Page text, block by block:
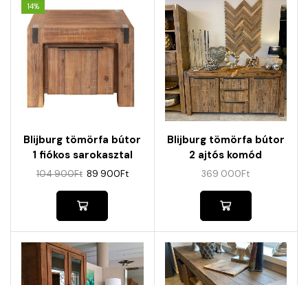
14%
Blijburg tömörfa bútor
1 fiókos sarokasztal
104 900Ft 89 900Ft
Blijburg tömörfa bútor
2 ajtós komód
369 000Ft